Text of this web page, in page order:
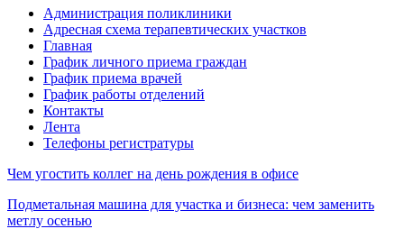
Администрация поликлиники
Адресная схема терапевтических участков
Главная
График личного приема граждан
График приема врачей
График работы отделений
Контакты
Лента
Телефоны регистратуры
Чем угостить коллег на день рождения в офисе
Подметальная машина для участка и бизнеса: чем заменить
метлу осенью